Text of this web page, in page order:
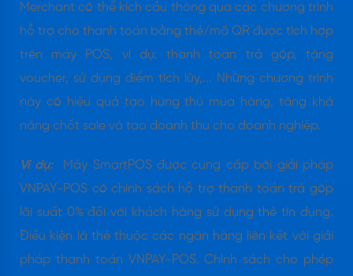
Merchant có thể kích cầu thông qua các chương trình
hỗ trợ cho thanh toán bằng thẻ/mã QR được tích hợp
trên máy POS, ví dụ: thanh toán trả góp, tặng
voucher, sử dụng điểm tích lũy,... Những chương trình
này có hiệu quả tạo hứng thú mua hàng, tăng khả
năng chốt sale và tạo doanh thu cho doanh nghiệp.
Ví dụ:
Máy SmartPOS được cung cấp bởi giải pháp
VNPAY-POS có chính sách hỗ trợ thanh toán trả góp
lãi suất 0% đối với khách hàng sử dụng thẻ tín dụng.
Điều kiện là thẻ thuộc các ngân hàng liên kết với giải
pháp thanh toán VNPAY-POS. Chính sách cho phép